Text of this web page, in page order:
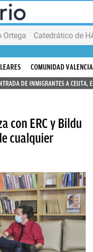
Ortega
COMUNIDAD
DE INMIGRANTES A CEUTA,
con ERC y Bildu
cualquier